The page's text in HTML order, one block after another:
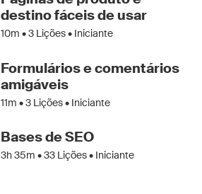
destino fáceis de usar
10m •3 Lições • Iniciante
Formulários e comentários
amigáveis
11m •3 Lições • Iniciante
Bases de SEO
3h 35m •33 Lições • Iniciante